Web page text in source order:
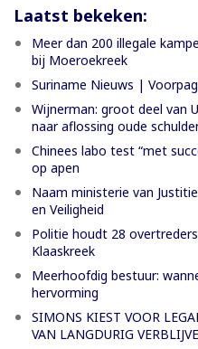
Laatst bekeken:
Meer dan 200 illegale
bij Moeroekreek
Suriname Nieuws |
Wijnerman: groot deel van
naar aflossing oude
Chinees labo test “met
op apen
Naam ministerie van
en Veiligheid
Politie houdt 28
Klaaskreek
Meerhoofdig bestuur:
hervorming
SIMONS KIEST VOOR
VAN LANGDURIG